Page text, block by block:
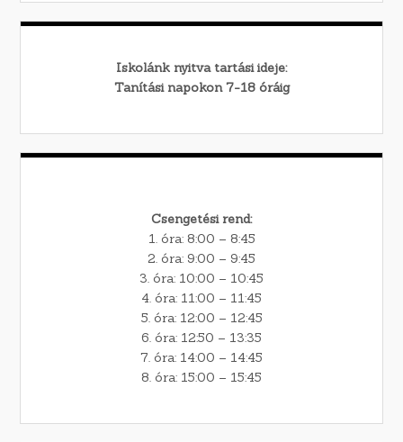
Iskolánk nyitva tartási ideje:
Tanítási napokon 7-18 óráig
Csengetési rend:
1. óra: 8:00 – 8:45
2. óra: 9:00 – 9:45
3. óra: 10:00 – 10:45
4. óra: 11:00 – 11:45
5. óra: 12:00 – 12:45
6. óra: 12:50 – 13:35
7. óra: 14:00 – 14:45
8. óra: 15:00 – 15:45